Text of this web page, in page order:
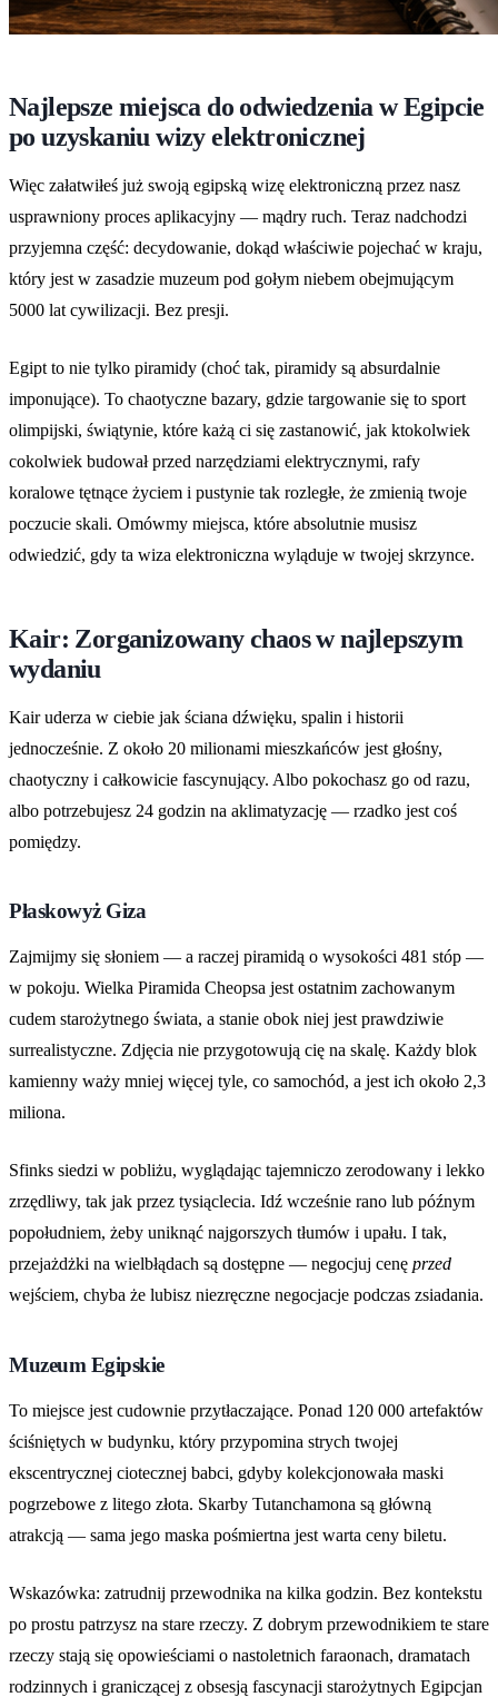
Najlepsze miejsca do odwiedzenia w Egipcie
po uzyskaniu wizy elektronicznej
Więc załatwiłeś już swoją egipską wizę elektroniczną przez nasz
usprawniony proces aplikacyjny — mądry ruch. Teraz nadchodzi
przyjemna część: decydowanie, dokąd właściwie pojechać w kraju,
który jest w zasadzie muzeum pod gołym niebem obejmującym
5000 lat cywilizacji. Bez presji.
Egipt to nie tylko piramidy (choć tak, piramidy są absurdalnie
imponujące). To chaotyczne bazary, gdzie targowanie się to sport
olimpijski, świątynie, które każą ci się zastanowić, jak ktokolwiek
cokolwiek budował przed narzędziami elektrycznymi, rafy
koralowe tętnące życiem i pustynie tak rozległe, że zmienią twoje
poczucie skali. Omówmy miejsca, które absolutnie musisz
odwiedzić, gdy ta wiza elektroniczna wyląduje w twojej skrzynce.
Kair: Zorganizowany chaos w najlepszym
wydaniu
Kair uderza w ciebie jak ściana dźwięku, spalin i historii
jednocześnie. Z około 20 milionami mieszkańców jest głośny,
chaotyczny i całkowicie fascynujący. Albo pokochasz go od razu,
albo potrzebujesz 24 godzin na aklimatyzację — rzadko jest coś
pomiędzy.
Płaskowyż Giza
Zajmijmy się słoniem — a raczej piramidą o wysokości 481 stóp —
w pokoju. Wielka Piramida Cheopsa jest ostatnim zachowanym
cudem starożytnego świata, a stanie obok niej jest prawdziwie
surrealistyczne. Zdjęcia nie przygotowują cię na skalę. Każdy blok
kamienny waży mniej więcej tyle, co samochód, a jest ich około 2,3
miliona.
Sfinks siedzi w pobliżu, wyglądając tajemniczo zerodowany i lekko
zrzędliwy, tak jak przez tysiąclecia. Idź wcześnie rano lub późnym
popołudniem, żeby uniknąć najgorszych tłumów i upału. I tak,
przejażdżki na wielbłądach są dostępne — negocjuj cenę przed
wejściem, chyba że lubisz niezręczne negocjacje podczas zsiadania.
Muzeum Egipskie
To miejsce jest cudownie przytłaczające. Ponad 120 000 artefaktów
ściśniętych w budynku, który przypomina strych twojej
ekscentrycznej ciotecznej babci, gdyby kolekcjonowała maski
pogrzebowe z litego złota. Skarby Tutanchamona są główną
atrakcją — sama jego maska pośmiertna jest warta ceny biletu.
Wskazówka: zatrudnij przewodnika na kilka godzin. Bez kontekstu
po prostu patrzysz na stare rzeczy. Z dobrym przewodnikiem te stare
rzeczy stają się opowieściami o nastoletnich faraonach, dramatach
rodzinnych i graniczącej z obsesją fascynacji starożytnych Egipcjan